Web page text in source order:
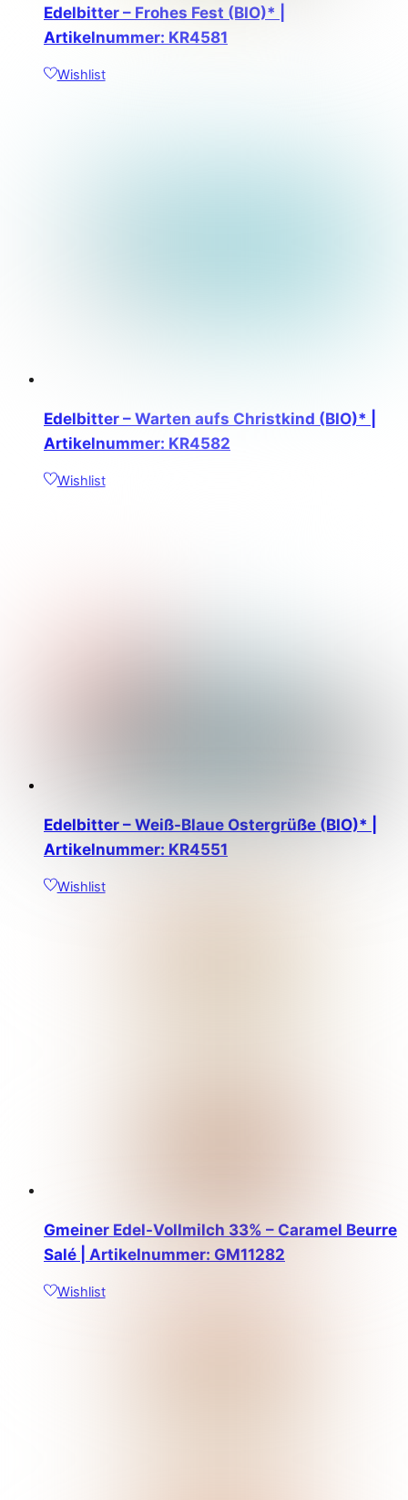
Edelbitter – Frohes Fest (BIO)* |
Artikelnummer: KR4581
Wishlist
Edelbitter – Warten aufs Christkind (BIO)* |
Artikelnummer: KR4582
Wishlist
Edelbitter – Weiß-Blaue Ostergrüße (BIO)* |
Artikelnummer: KR4551
Wishlist
Gmeiner Edel-Vollmilch 33% – Caramel Beurre
Salé | Artikelnummer: GM11282
Wishlist